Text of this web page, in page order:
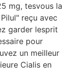
mg, tesvous la
reçu avec
garder lesprit
pour
un meilleur
Cialis en